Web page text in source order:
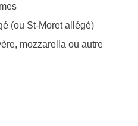
(ou St-Moret allégé)
mozzarella ou autre